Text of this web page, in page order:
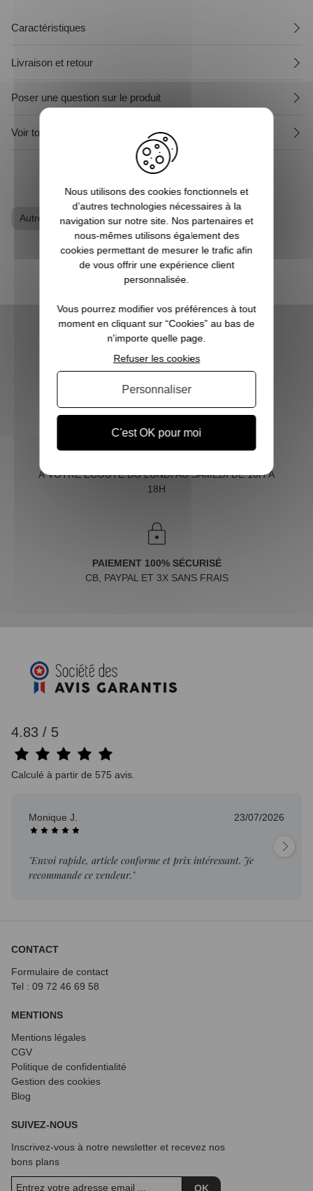
Caractéristiques
Livraison et retour
Poser une question sur le produit
Voir tous les produits Les Dents de la mer
Autres films T-shirt geek
LIVRAISON RAPIDE
OFFERTE DÈS 70€
À VOTRE ÉCOUTE DU LUNDI AU SAMEDI DE 10H À
18H
PAIEMENT 100% SÉCURISÉ
CB, PAYPAL ET 3X SANS FRAIS
4.83 / 5
Calculé à partir de 575 avis.
Monique J. 23/07/2026
"Envoi rapide, article conforme et prix intéressant. Je
recommande ce vendeur."
CONTACT
Formulaire de contact
Tel : 09 72 46 69 58
MENTIONS
Mentions légales
CGV
Politique de confidentialité
Gestion des cookies
Blog
SUIVEZ-NOUS
Inscrivez-vous à notre newsletter et recevez nos
bons plans
OK
Nous utilisons des cookies fonctionnels et
d’autres technologies nécessaires à la
navigation sur notre site. Nos partenaires et
nous-mêmes utilisons également des
cookies permettant de mesurer le trafic afin
de vous offrir une expérience client
personnalisée.
Vous pourrez modifier vos préférences à tout
moment en cliquant sur “Cookies” au bas de
n'importe quelle page.
C'est OK pour moi
Refuser les cookies
Personnaliser